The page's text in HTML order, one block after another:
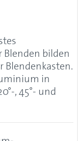
bilden
Blendenkasten.
in
, 45°- und